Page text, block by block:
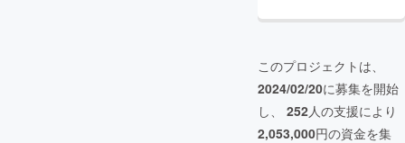
このプロジェクトは、
2024/02/20に募集を開始
し、 252人の支援により
2,053,000円の資金を集